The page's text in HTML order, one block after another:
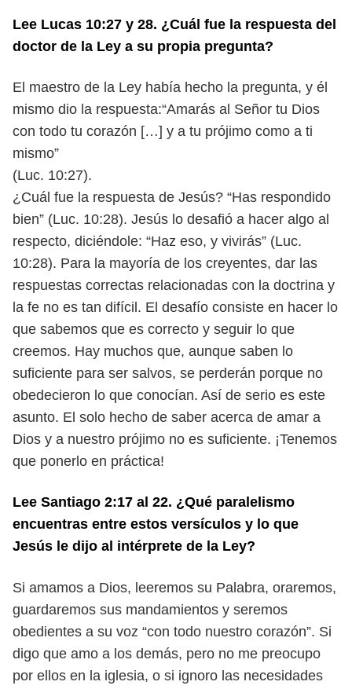
Lee Lucas 10:27 y 28. ¿Cuál fue la respuesta del
doctor de la Ley a su propia pregunta?
El maestro de la Ley había hecho la pregunta, y él
mismo dio la respuesta:“Amarás al Señor tu Dios
con todo tu corazón […] y a tu prójimo como a ti
mismo”
(Luc. 10:27).
¿Cuál fue la respuesta de Jesús? “Has respondido
bien” (Luc. 10:28). Jesús lo desafió a hacer algo al
respecto, diciéndole: “Haz eso, y vivirás” (Luc.
10:28). Para la mayoría de los creyentes, dar las
respuestas correctas relacionadas con la doctrina y
la fe no es tan difícil. El desafío consiste en hacer lo
que sabemos que es correcto y seguir lo que
creemos. Hay muchos que, aunque saben lo
suficiente para ser salvos, se perderán porque no
obedecieron lo que conocían. Así de serio es este
asunto. El solo hecho de saber acerca de amar a
Dios y a nuestro prójimo no es suficiente. ¡Tenemos
que ponerlo en práctica!
Lee Santiago 2:17 al 22. ¿Qué paralelismo
encuentras entre estos versículos y lo que
Jesús le dijo al intérprete de la Ley?
Si amamos a Dios, leeremos su Palabra, oraremos,
guardaremos sus mandamientos y seremos
obedientes a su voz “con todo nuestro corazón”. Si
digo que amo a los demás, pero no me preocupo
por ellos en la iglesia, o si ignoro las necesidades